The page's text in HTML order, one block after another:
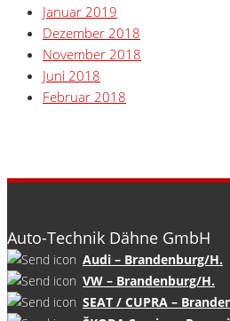
Januar 2019
Dezember 2018
November 2018
Juni 2018
Februar 2018
Auto-Technik Dähne GmbH
Audi – Brandenburg/H.
VW – Brandenburg/H.
SEAT / CUPRA –